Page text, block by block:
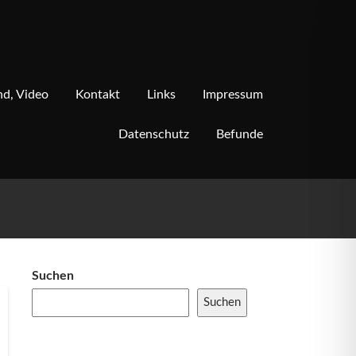
Video Kontakt Links Impressum
Datenschutz Befunde
Suchen
Suchen